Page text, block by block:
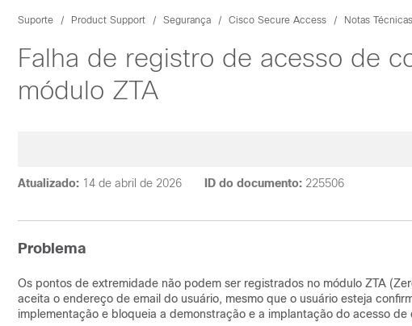
Suporte Product Support Segurança Cisco Secure Access Notas
Falha de registro de acesso de
módulo ZTA
Atualizado: 14 de abril de 2026 ID do documento: 225506
Problema
Os pontos de extremidade não podem ser registrados no módulo ZTA
aceita o endereço de email do usuário, mesmo que o usuário esteja
implementação e bloqueia a demonstração e a implantação do acesso